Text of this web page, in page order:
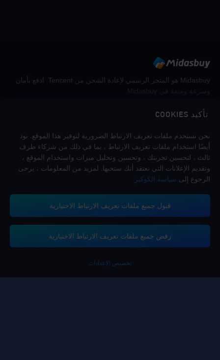
تأكيد COOKIES
نحن نستخدم ملفات تعريف الارتباط الضرورية لتوفير هذا الموقع. نود
أيضًا استخدام ملفات تعريف الارتباط ، بما في ذلك من شركاء طرف
ثالث ، لتحسين تجربتك ، وتحسين وتحليل ميزات واستخدام الموقع ،
وتقديم الإعلانات التي نعتقد أنك ستحبها. لمزيد من المعلومات ، يرجى
الرجوع إلى سياسة الكوكيز
قبول جميع ملفات تعريف الارتباط الاختيارية
رفض جميع ملفات تعريف الارتباط الاختيارية
تخصيص الإعدادات
Midasbuy هو المتجر الرسمي لإعادة الشحن من Tencent. ادفع بأمان
تدعم منصة ميداس باي طرق الدفع